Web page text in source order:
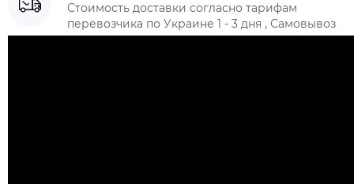
Стоимость доставки согласно тарифам
перевозчика по Украине 1 - 3 дня , Самовывоз